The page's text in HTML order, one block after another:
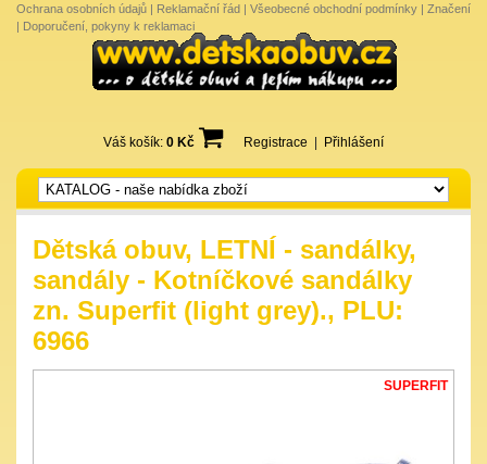
Ochrana osobních údajů | Reklamační řád | Všeobecné obchodní podmínky | Značení
| Doporučení, pokyny k reklamaci
Váš košík: 0 Kč Registrace Přihlášení
Dětská obuv, LETNÍ - sandálky,
sandály - Kotníčkové sandálky
zn. Superfit (light grey)., PLU:
6966
SUPERFIT